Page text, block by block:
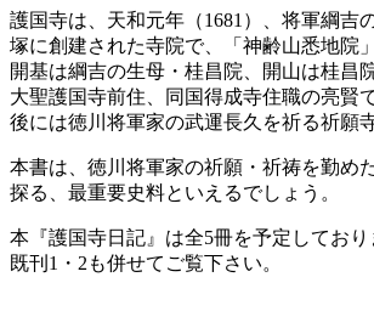
護国寺は、天和元年（1681）、将軍綱吉
塚に創建された寺院で、「神齢山悉地院
開基は綱吉の生母・桂昌院、開山は桂昌
大聖護国寺前住、同国得成寺住職の亮賢で
後には徳川将軍家の武運長久を祈る祈願
本書は、徳川将軍家の祈願・祈祷を勤め
探る、最重要史料といえるでしょう。
本『護国寺日記』は全5冊を予定しており
既刊1・2も併せてご覧下さい。